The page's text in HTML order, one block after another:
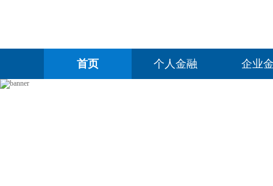
首页 个人金融 企业